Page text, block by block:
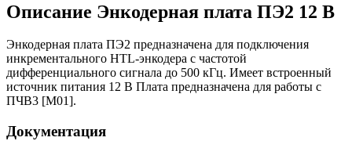
Описание Энкодерная плата ПЭ2 12 В
Энкодерная плата ПЭ2 предназначена для подключения
инкрементального HTL-энкодера с частотой
дифференциального сигнала до 500 кГц. Имеет встроенный
источник питания 12 В Плата предназначена для работы с
ПЧВ3 [M01].
Документация